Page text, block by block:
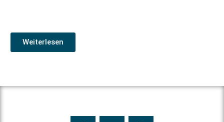
Weiterlesen